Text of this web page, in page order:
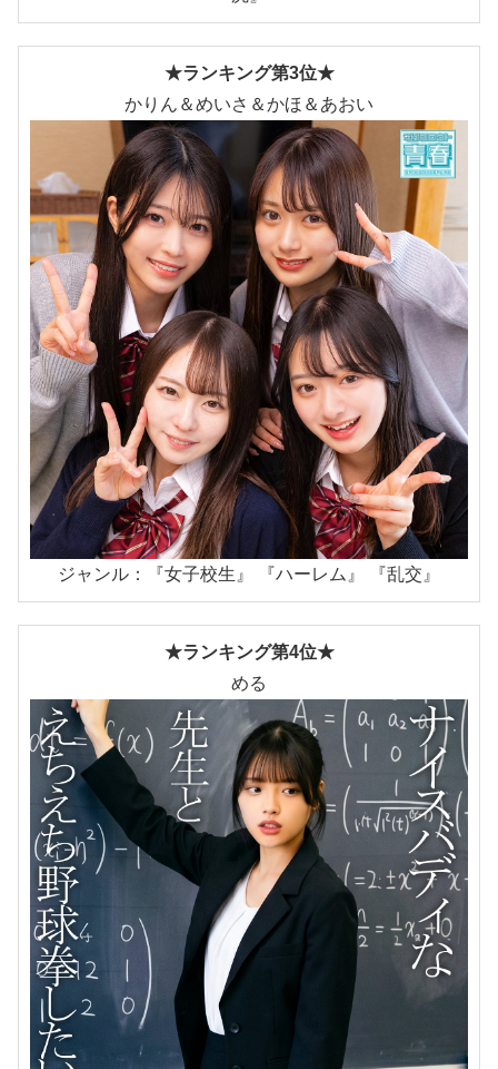
★ランキング第3位★
かりん＆めいさ＆かほ＆あおい
ジャンル：『女子校生』 『ハーレム』 『乱交』
★ランキング第4位★
める